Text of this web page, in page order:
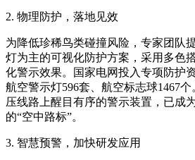
2. 物理防护，落地见效
为降低珍稀鸟类碰撞风险，专家团队
灯为主的可视化防护方案，采用多色
化警示效果。国家电网投入专项防护
航空警示灯596套、航空标志球1467
压线路上醒目有序的警示装置，已成
的“空中路标”。
3. 智慧预警，加快研发应用